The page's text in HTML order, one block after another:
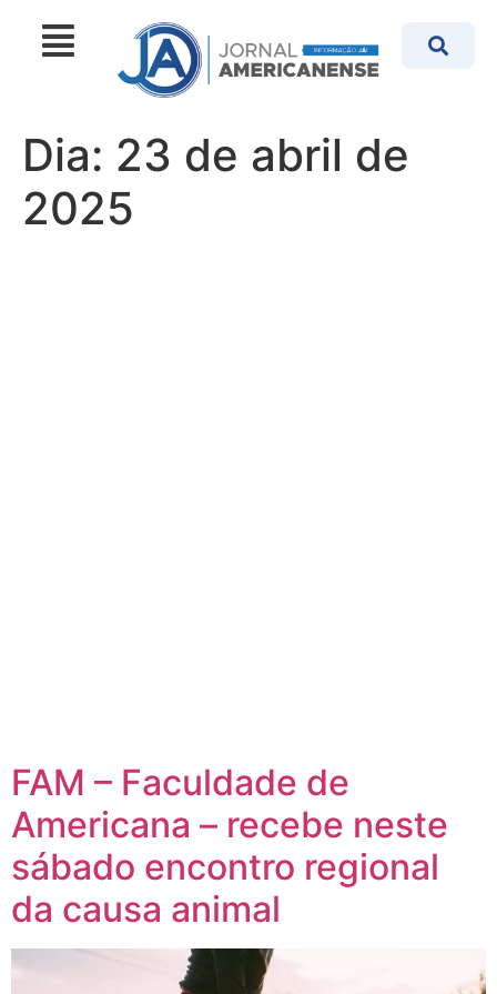
Dia: 23 de abril de
2025
FAM – Faculdade de
Americana – recebe neste
sábado encontro regional
da causa animal